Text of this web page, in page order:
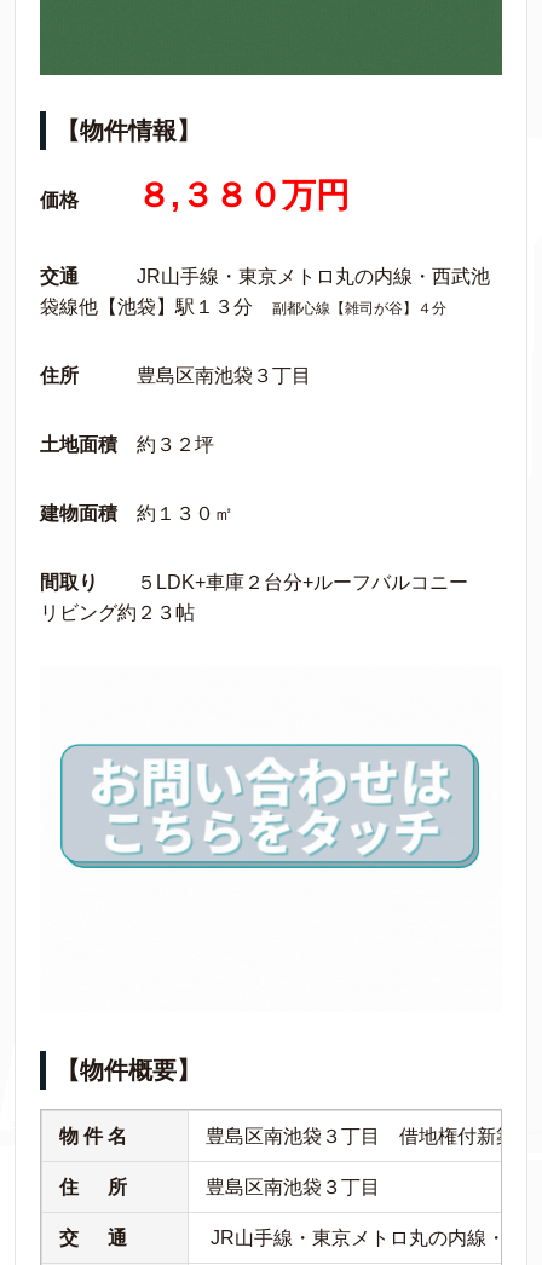
【物件情報】
価格 ８,３８０万円
交通 JR山手線・東京メトロ丸の内線・西武池
袋線他【池袋】駅１３分
副都心線【雑司が谷】４分
住所 豊島区南池袋３丁目
土地面積 約３２坪
建物面積 約１３０㎡
間取り
５LDK+車庫２台分+ルーフバルコニー
リビング約２３帖
【物件概要】
物 件 名 豊島区南池袋３丁目 借地権付新築戸
住 所 豊島区南池袋３丁目
交 通 JR山手線・東京メトロ丸の内線・西